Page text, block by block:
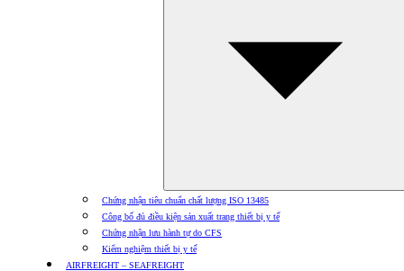
Chứng nhận tiêu chuẩn chất lượng ISO 13485
Công bố đủ điều kiện sản xuất trang thiết bị y tế
Chứng nhận lưu hành tự do CFS
Kiểm nghiệm thiết bị y tế
AIRFREIGHT – SEAFREIGHT